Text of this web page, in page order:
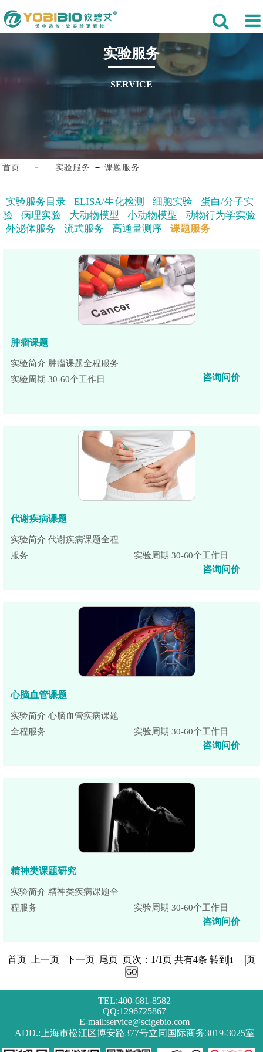
实验服务
SERVICE
首页 － 实验服务 － 课题服务
实验服务目录 ELISA/生化检测 细胞实验
蛋白/分子实
验
病理实验 大动物模型 小动物模型
动物行为学实验
外泌体服务
流式服务 高通量测序 课题服务
肿瘤课题
实验简介 肿瘤课题全程服务
实验周期 30-60个工作日
咨询问价
代谢疾病课题
实验简介 代谢疾病课题全程
服务
实验周期 30-60个工作日
咨询问价
心脑血管课题
实验简介 心脑血管疾病课题
全程服务
实验周期 30-60个工作日
咨询问价
精神类课题研究
实验简介 精神类疾病课题全
程服务
实验周期 30-60个工作日
咨询问价
首页 上一页 下一页 尾页 页次：1/1页 共有4条 转到 页
TEL:400-681-8582
QQ:1296725867
E-mail:service@scigebio.com
ADD.:上海市松江区博安路377号立同国际商务3019-3025室